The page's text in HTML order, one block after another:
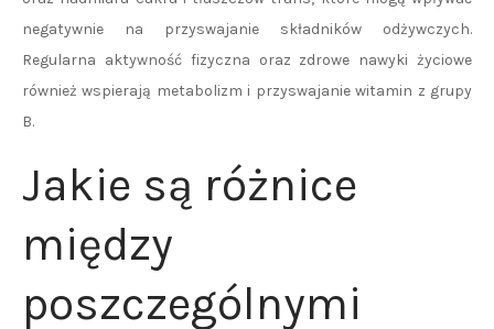
negatywnie na przyswajanie składników odżywczych.
Regularna aktywność fizyczna oraz zdrowe nawyki życiowe
również wspierają metabolizm i przyswajanie witamin z grupy
B.
Jakie są różnice
między
poszczególnymi